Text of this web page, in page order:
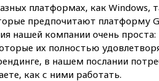
платформах, как Windows,
предпочитают платформу
нашей компании очень
их полностью
в нашем послании
как с ними работать.